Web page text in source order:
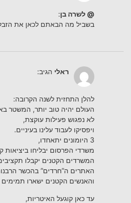
@ לשרה בן:
בשביל מה הבאתם לכאן את
ראלי הגיב:
להלן התחזית לשנה הקרובה:
העולם יהיה טוב יותר, המשטר
לא נפגוש פעילות עוקצת,
ויפסיקו לעבוד עלינו בעיניים.
3 היומונים יתאחדו,
משרדי הפרסום יבליחו ביציאות
המשרדים הקטנים יקבלו
האתרים ה”חרדים” בהכשר
והאנשים הקטנים ישארו תמימים
עד כאן קוגעל האיטריות,